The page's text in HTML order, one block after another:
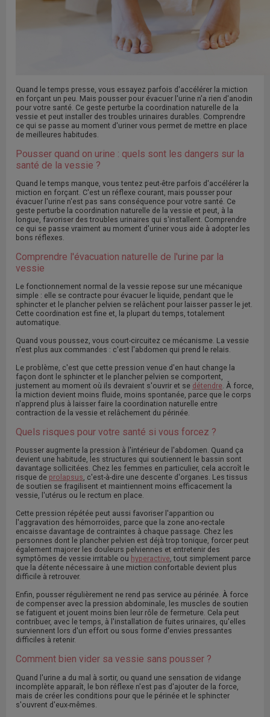
Quand le temps presse, vous essayez parfois d'accélérer la miction
en forçant un peu. Mais pousser pour évacuer l'urine n'a rien d'anodin
pour votre santé. Ce geste perturbe la coordination naturelle de la
vessie et peut installer des troubles urinaires durables. Comprendre
ce qui se passe au moment d'uriner vous permet de mettre en place
de meilleures habitudes.
Pousser quand on urine : quels sont les dangers sur la
santé de la vessie ?
Quand le temps manque, vous tentez peut-être parfois d'accélérer la
miction en forçant. C'est un réflexe courant, mais pousser pour
évacuer l'urine n'est pas sans conséquence pour votre santé. Ce
geste perturbe la coordination naturelle de la vessie et peut, à la
longue, favoriser des troubles urinaires qui s'installent. Comprendre
ce qui se passe vraiment au moment d'uriner vous aide à adopter les
bons réflexes.
Comprendre l'évacuation naturelle de l'urine par la
vessie
Le fonctionnement normal de la vessie repose sur une mécanique
simple : elle se contracte pour évacuer le liquide, pendant que le
sphincter et le plancher pelvien se relâchent pour laisser passer le jet.
Cette coordination est fine et, la plupart du temps, totalement
automatique.
Quand vous poussez, vous court-circuitez ce mécanisme. La vessie
n'est plus aux commandes : c'est l'abdomen qui prend le relais.
Le problème, c'est que cette pression venue d'en haut change la
façon dont le sphincter et le plancher pelvien se comportent,
justement au moment où ils devraient s'ouvrir et se détendre. À force,
la miction devient moins fluide, moins spontanée, parce que le corps
n'apprend plus à laisser faire la coordination naturelle entre
contraction de la vessie et relâchement du périnée.
Quels risques pour votre santé si vous forcez ?
Pousser augmente la pression à l'intérieur de l'abdomen. Quand ça
devient une habitude, les structures qui soutiennent le bassin sont
davantage sollicitées. Chez les femmes en particulier, cela accroît le
risque de prolapsus, c'est-à-dire une descente d'organes. Les tissus
de soutien se fragilisent et maintiennent moins efficacement la
vessie, l'utérus ou le rectum en place.
Cette pression répétée peut aussi favoriser l'apparition ou
l'aggravation des hémorroïdes, parce que la zone ano-rectale
encaisse davantage de contraintes à chaque passage. Chez les
personnes dont le plancher pelvien est déjà trop tonique, forcer peut
également majorer les douleurs pelviennes et entretenir des
symptômes de vessie irritable ou hyperactive, tout simplement parce
que la détente nécessaire à une miction confortable devient plus
difficile à retrouver.
Enfin, pousser régulièrement ne rend pas service au périnée. À force
de compenser avec la pression abdominale, les muscles de soutien
se fatiguent et jouent moins bien leur rôle de fermeture. Cela peut
contribuer, avec le temps, à l'installation de fuites urinaires, qu'elles
surviennent lors d'un effort ou sous forme d'envies pressantes
difficiles à retenir.
Comment bien vider sa vessie sans pousser ?
Quand l'urine a du mal à sortir, ou quand une sensation de vidange
incomplète apparaît, le bon réflexe n'est pas d'ajouter de la force,
mais de créer les conditions pour que le périnée et le sphincter
s'ouvrent d'eux-mêmes.